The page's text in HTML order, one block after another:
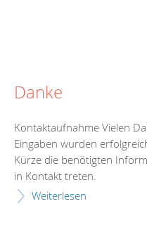
Danke
Kontaktaufnahme Vielen
Eingaben wurden
Kürze die benötigten
in Kontakt treten.
Weiterlesen